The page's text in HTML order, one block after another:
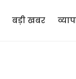
बड़ी खबर